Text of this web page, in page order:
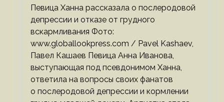
Певица Ханна рассказала о послеродовой
депрессии и отказе от грудного
вскармливания Фото:
www.globallookpress.com / Pavel Kashaev,
Павел Кашаев Певица Анна Иванова,
выступающая под псевдонимом Ханна,
ответила на вопросы своих фанатов
о послеродовой депрессии и кормлении